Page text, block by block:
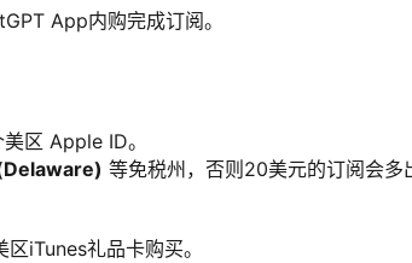
App内购完成订阅。
区 Apple ID。
等免税州，否则20美元的订阅会多
iTunes礼品卡购买。